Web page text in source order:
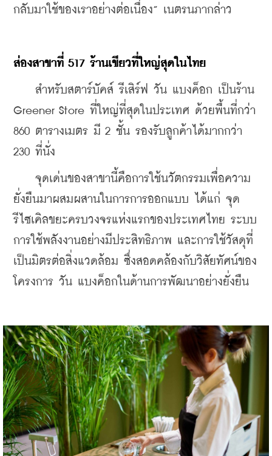
กลับมาใช้ของเราอย่างต่อเนื่อง” เนตรนภากล่าว
ส่องสาขาที่ 517 ร้านเขียวที่ใหญ่สุดในไทย
สำหรับสตาร์บัคส์ รีเสิร์ฟ วัน แบงค็อก เป็นร้าน
Greener Store ที่ใหญ่ที่สุดในประเทศ ด้วยพื้นที่กว่า
860 ตารางเมตร มี 2 ชั้น รองรับลูกค้าได้มากกว่า
230 ที่นั่ง
จุดเด่นของสาขานี้คือการใช้นวัตกรรมเพื่อความ
ยั่งยืนมาผสมผสานในการการออกแบบ ได้แก่ จุด
รีไซเคิลขยะครบวงจรแห่งแรกของประเทศไทย ระบบ
การใช้พลังงานอย่างมีประสิทธิภาพ และการใช้วัสดุที่
เป็นมิตรต่อสิ่งแวดล้อม ซึ่งสอดคล้องกับวิสัยทัศน์ของ
โครงการ วัน แบงค็อกในด้านการพัฒนาอย่างยั่งยืน